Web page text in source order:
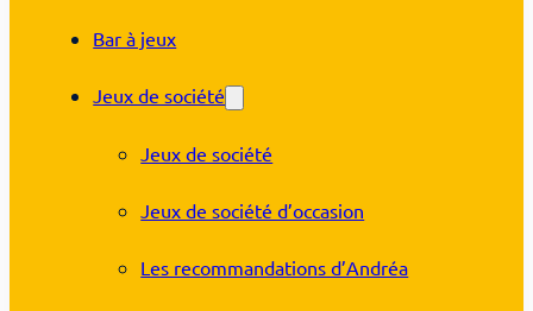
Bar à jeux
Jeux de société
Jeux de société
Jeux de société d’occasion
Les recommandations d’Andréa